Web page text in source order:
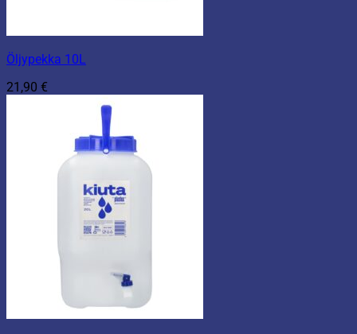
Öljypekka 10L
21,90 €